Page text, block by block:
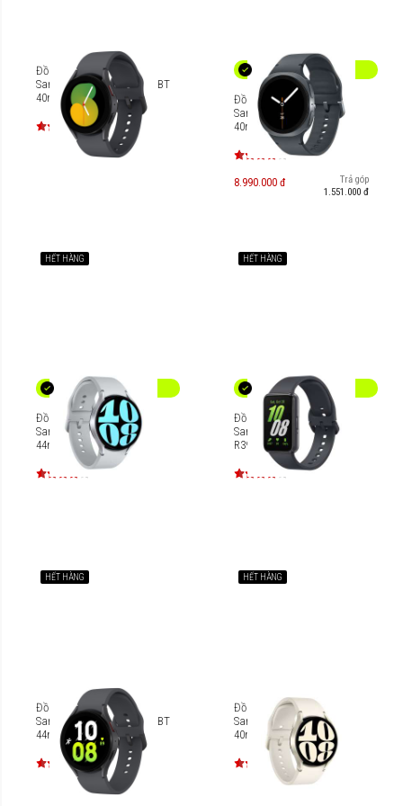
Đồng hồ thông minh
Samsung Galaxy Watch5 BT
40mm [SM-R900]
Đồng hồ thông minh
Samsung Galaxy Watch8
40mm Bluetooth SM-L320
8.990.000 đ
Trả góp
1.551.000 đ
HẾT HÀNG
Đồng hồ thông minh
Samsung Galaxy Watch6
44mm BT SM-R940
HẾT HÀNG
Đồng hồ thông minh
Samsung Galaxy Fit3 SM-
R390N
HẾT HÀNG
Đồng hồ thông minh
Samsung Galaxy Watch5 BT
44mm [SM-R910]
HẾT HÀNG
Đồng hồ thông minh
Samsung Galaxy Watch6
40mm BT SM-R930